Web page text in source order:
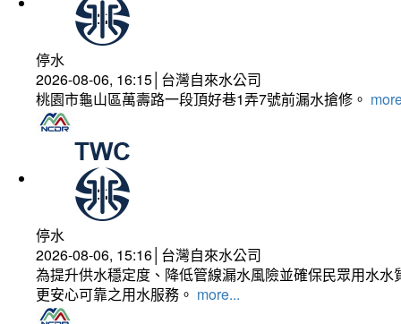
停水
2026-08-06, 16:15│台灣自來水公司
桃園市龜山區萬壽路一段頂好巷1弄7號前漏水搶修。
停水
2026-08-06, 15:16│台灣自來水公司
為提升供水穩定度、降低管線漏水風險並確保民眾用水
更安心可靠之用水服務。 more...